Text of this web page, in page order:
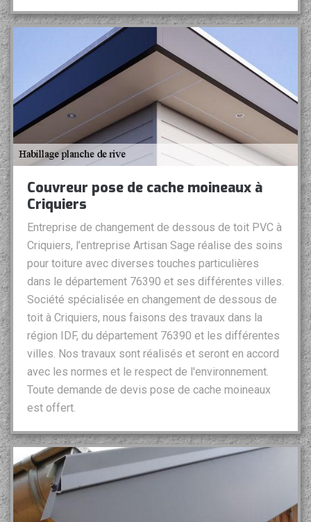
Couvreur pose de cache moineaux à
Criquiers
Entreprise de changement de dessous de toit PVC à
Criquiers, l’entreprise Artisan Sage réalise des soins
pour toiture avec diverses touches particulières
dans le département 76390 et ses différentes villes.
Société spécialisée en changement de dessous de
toit à Criquiers, nous faisons des travaux dans la
région IDF, du département 76390 et les différentes
villes. Nos travaux sont réalisés et seront en accord
avec les normes et le respect de l'environnement.
Toute demande de devis pose de cache moineaux
est offert.